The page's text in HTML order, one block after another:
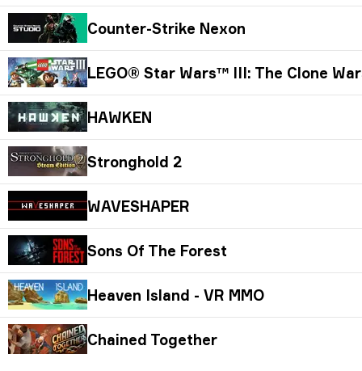
Counter-Strike Nexon
LEGO® Star Wars™ III: The Clone
HAWKEN
Stronghold 2
WAVESHAPER
Sons Of The Forest
Heaven Island - VR MMO
Chained Together